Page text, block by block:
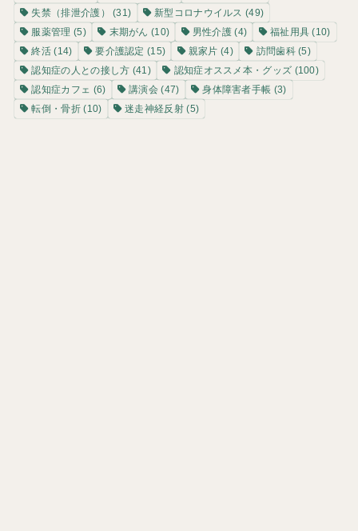
失禁（排泄介護）
(31) 新型コロナウイルス (49)
服薬管理 (5) 末期がん (10) 男性介護 (4) 福祉用具 (10)
終活 (14) 要介護認定 (15) 親家片 (4) 訪問歯科(5)
認知症の人との接し方 (41) 認知症オススメ本・グッズ (100)
認知症カフェ (6) 講演会 (47) 身体障害者手帳 (3)
転倒・骨折(10) 迷走神経反射(5)